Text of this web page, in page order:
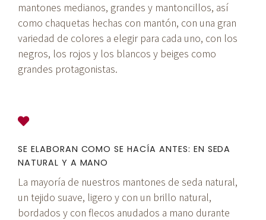
mantones medianos, grandes y mantoncillos, así
como chaquetas hechas con mantón, con una gran
variedad de colores a elegir para cada uno, con los
negros, los rojos y los blancos y beiges como
grandes protagonistas.
SE ELABORAN COMO SE HACÍA ANTES: EN SEDA
NATURAL Y A MANO
La mayoría de nuestros mantones de seda natural,
un tejido suave, ligero y con un brillo natural,
bordados y con flecos anudados a mano durante